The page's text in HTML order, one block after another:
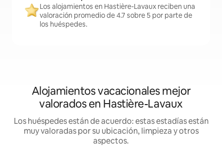
Los alojamientos en Hastière-Lavaux reciben una
valoración promedio de 4.7 sobre 5 por parte de
los huéspedes.
Alojamientos vacacionales mejor
valorados en Hastière-Lavaux
Los huéspedes están de acuerdo: estas estadías están
muy valoradas por su ubicación, limpieza y otros
aspectos.